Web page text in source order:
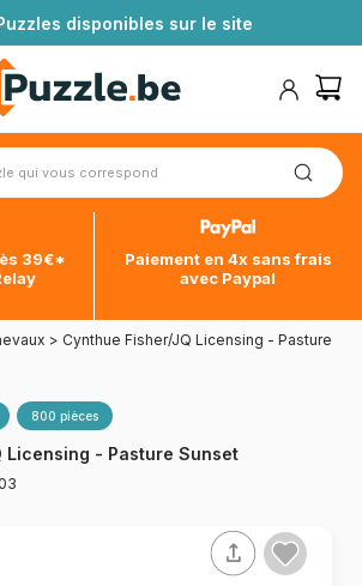
disponibles sur le site
39€*
Paiement en 4x sans frais
avec Paypal
> Cynthue Fisher/JQ Licensing - Pasture
800 pièces
Licensing - Pasture Sunset